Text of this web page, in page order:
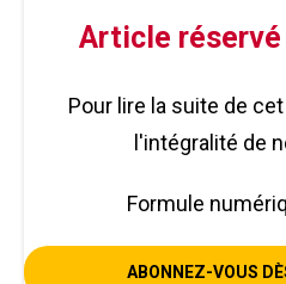
Article réservé
Pour lire la suite de
l'intégralité de
Formule
ABONNEZ-VOUS